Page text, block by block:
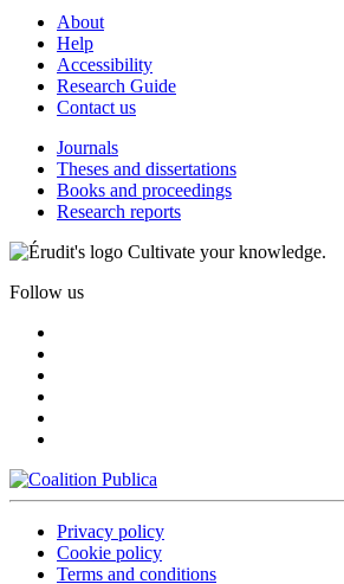
About
Help
Accessibility
Research Guide
Contact us
Journals
Theses and dissertations
Books and proceedings
Research reports
Cultivate your knowledge.
Follow us
Privacy policy
Cookie policy
Terms and conditions